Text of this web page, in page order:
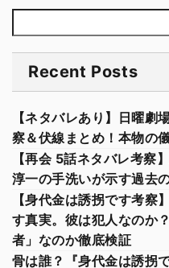
Recent Posts
【ネタバレあり】日曜
察＆伏線まとめ！本物の
【再会 5話ネタバレ考察
淳一の手洗いが示す過去
【身代金は誘拐です考察
す真実。彼は犯人なのか
者」なのか徹底検証
骨は誰？『身代金は誘拐